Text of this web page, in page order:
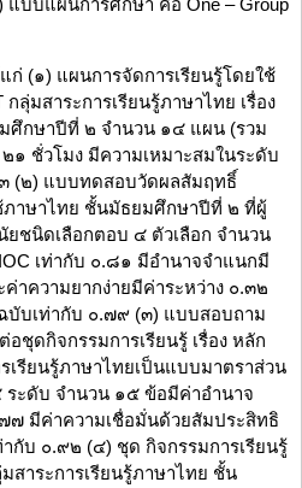
แบบแผนการศึกษา คือ One – Group
ก่ (๑) แผนการจัดการเรียนรู้โดยใช้
ลุ่มสาระการเรียนรู้ภาษาไทย เรื่อง
ศึกษาปีที่ ๒ จำนวน ๑๔ แผน (รวม
๑ ชั่วโมง มีความเหมาะสมในระดับ
(๒) แบบทดสอบวัดผลสัมฤทธิ์
ภาษาไทย ชั้นมัธยมศึกษาปีที่ ๒ ที่ผู้
ชนิดเลือกตอบ ๔ ตัวเลือก จำนวน
เท่ากับ ๐.๘๑ มีอำนาจจำแนกมี
าความยากง่ายมีค่าระหว่าง ๐.๓๒
บับเท่ากับ ๐.๗๙ (๓) แบบสอบถาม
ชุดกิจกรรมการเรียนรู้ เรื่อง หลัก
เรียนรู้ภาษาไทยเป็นแบบมาตราส่วน
ระดับ จำนวน ๑๕ ข้อมีค่าอำนาจ
๗ มีค่าความเชื่อมั่นด้วยสัมประสิทธิ
ากับ ๐.๙๒ (๔) ชุด กิจกรรมการเรียนรู้
สาระการเรียนรู้ภาษาไทย ชั้น